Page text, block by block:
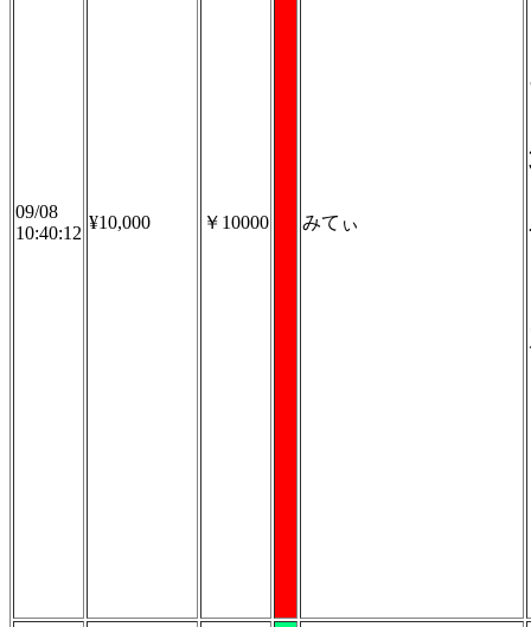
09/08
10:40:12
¥10,000 ￥10000 みてぃ